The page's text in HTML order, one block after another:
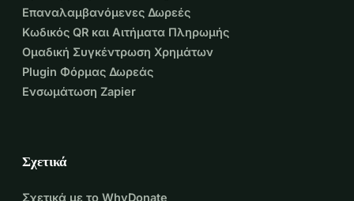
Επαναλαμβανόμενες Δωρεές
Κωδικός QR και Αιτήματα Πληρωμής
Ομαδική Συγκέντρωση Χρημάτων
Plugin Φόρμας Δωρεάς
Ενσωμάτωση Zapier
Σχετικά
Σχετικά με το WhyDonate